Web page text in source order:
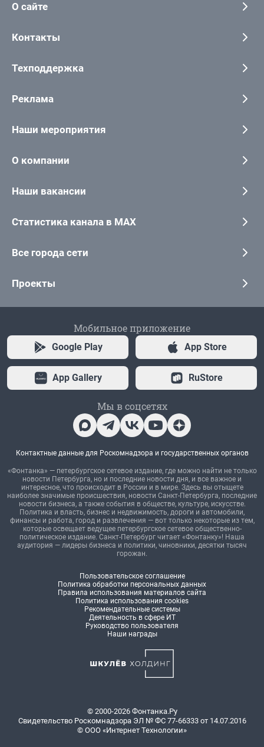
О сайте
Контакты
Техподдержка
Реклама
Наши мероприятия
О компании
Наши вакансии
Статистика канала в MAX
Все города сети
Проекты
Мобильное приложение
Google Play App Store
App Gallery RuStore
Мы в соцсетях
Контактные данные для Роскомнадзора и государственных органов
«Фонтанка» — петербургское сетевое издание, где можно найти не только
новости Петербурга, но и последние новости дня, и все важное и
интересное, что происходит в России и в мире. Здесь вы отыщете
наиболее значимые происшествия, новости Санкт-Петербурга, последние
новости бизнеса, а также события в обществе, культуре, искусстве.
Политика и власть, бизнес и недвижимость, дороги и автомобили,
финансы и работа, город и развлечения — вот только некоторые из тем,
которые освещает ведущее петербургское сетевое общественно-
политическое издание. Санкт-Петербург читает «Фонтанку»! Наша
аудитория — лидеры бизнеса и политики, чиновники, десятки тысяч
горожан.
Пользовательское соглашение
Политика обработки персональных данных
Правила использования материалов сайта
Политика использования cookies
Рекомендательные системы
Деятельность в сфере ИТ
Руководство пользователя
Наши награды
© 2000-2026 Фонтанка.Ру
Свидетельство Роскомнадзора ЭЛ № ФС 77-66333 от 14.07.2016
© ООО «Интернет Технологии»